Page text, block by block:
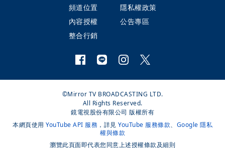
頻道位置
隱私權政策
內容授權
公告專區
整合行銷
©Mirror TV BROADCASTING LTD.
All Rights Reserved.
鏡電視股份有限公司 版權所有
本網頁使用 YouTube API 服務 ，詳見 YouTube 服務條款、 Google 隱私
權與條款
瀏覽此頁面即代表您同意上述授權條款及細則